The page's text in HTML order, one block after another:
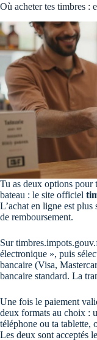
Où acheter tes timbres :
Tu as deux options pour
bateau : le site officiel
L’achat en ligne est plus
de remboursement.
Sur
électronique », puis
bancaire (Visa,
bancaire standard. La
Une fois le paiement
deux formats au choix :
téléphone ou ta tablette,
Les deux sont acceptés